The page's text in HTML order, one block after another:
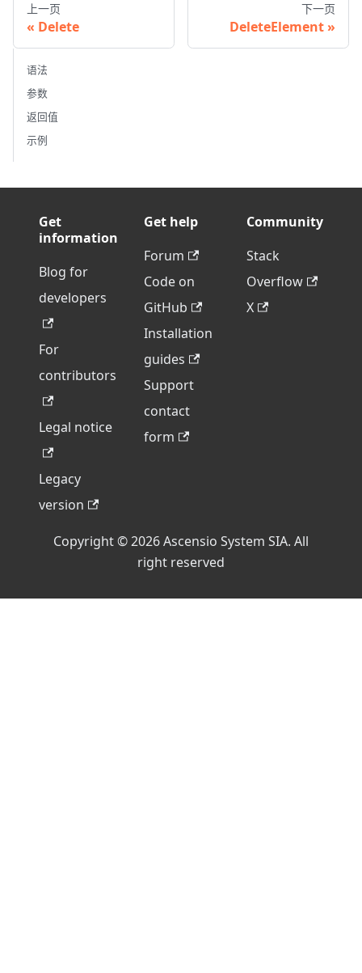
上一页
Delete
下一页
DeleteElement
语法
参数
返回值
示例
Get
information
Blog for
developers
For
contributors
Legal notice
Legacy
version
Get help
Forum
Code on
GitHub
Installation
guides
Support
contact
form
Community
Stack
Overflow
X
Copyright © 2026 Ascensio System SIA. All
right reserved